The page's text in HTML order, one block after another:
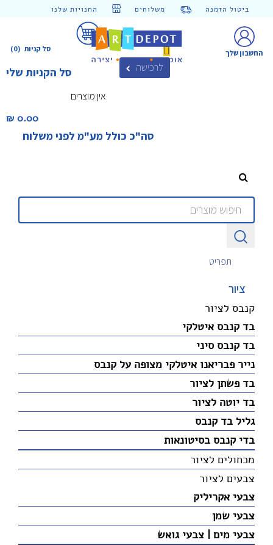
ביטול הזמנה משלוחים החנויות שלנו
(0) סל קניות
סל הקניות שלי לרכישה
אין מוצרים
0.00 ₪‎
סה"כ כולל מע"מ לפני משלוח
החשבון שלך
תפריט
ציור
קנבס לציור
בד קנבס איטלקי
בד קנבס סיני
נייר פבריאנו איטלקי מצופה על קנבס
בד פשתן לציור
בד יוטה לציור
גליל בד קנבס
בדי קנבס בסיטונאות
מכחולים לציור
צבעים לציור
צבעי אקריליק
צבעי שמן
צבעי מים | צבעי גואש